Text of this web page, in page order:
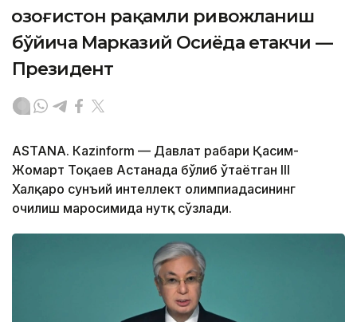
Қозоғистон рақамли ривожланиш
бўйича Марказий Осиёда етакчи —
Президент
ASTANА. Кazinform — Давлат раҳбари Қасим-
Жомарт Тоқаев Астанада бўлиб ўтаётган III
Халқаро сунъий интеллект олимпиадасининг
очилиш маросимида нутқ сўзлади.